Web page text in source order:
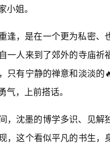
小姐。
逢，是在一个更为私密、
一人来到了郊外的寺庙
只有宁静的禅意和淡淡
气，上前搭话。
，沈墨的博学多识、见解
，这个看似平凡的书生